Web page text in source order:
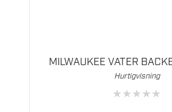
MILWAUKEE VATER
Hurtigvisning
★★★★★